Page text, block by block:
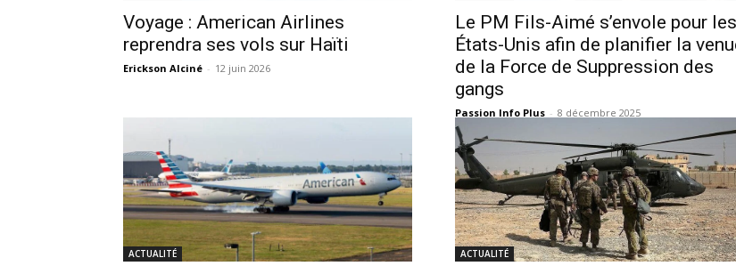
Voyage : American Airlines
reprendra ses vols sur Haïti
Erickson Alciné - 12 juin 2026
Le PM Fils-Aimé s’envole pour les
États-Unis afin de planifier la
de la Force de Suppression des
gangs
Passion Info Plus - 8 décembre 2025
ACTUALITÉ ACTUALITÉ